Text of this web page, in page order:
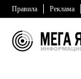
Правила Реклама